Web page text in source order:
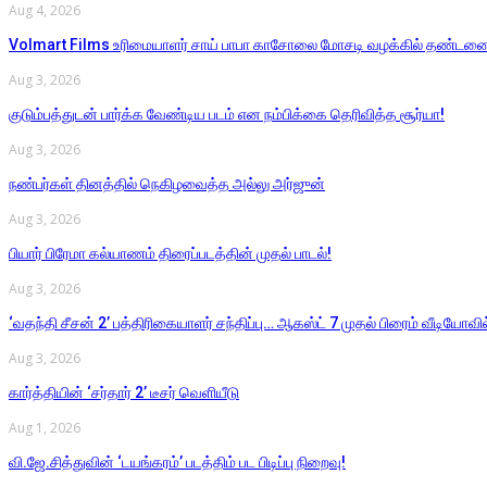
Aug 4, 2026
Volmart Films உரிமையாளர் சாய் பாபா காசோலை மோசடி வழக்கில்
Aug 3, 2026
குடும்பத்துடன் பார்க்க வேண்டிய படம் என நம்பிக்கை தெரிவித்த சூர்யா!
Aug 3, 2026
நண்பர்கள் தினத்தில் நெகிழவைத்த அல்லு அர்ஜுன்
Aug 3, 2026
பியார் பிரேமா கல்யாணம் திரைப்படத்தின் முதல் பாடல்!
Aug 3, 2026
‘வதந்தி சீசன் 2’ பத்திரிகையாளர் சந்திப்பு… ஆகஸ்ட் 7 முதல் பிரைம்
Aug 3, 2026
கார்த்தியின் ‘சர்தார் 2’ டீசர் வெளியீடு
Aug 1, 2026
வி.ஜே.சித்துவின் ‘டயங்கரம்’ படத்திம் பட பிடிப்பு நிறைவு!